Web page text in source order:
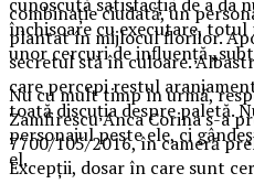
închisoare cu executare,
unor cercuri de influență
Nu cu mult timp în urmă,
Zamfirescu Anca Corina s-a
7700/105/2016, în cameră
Excepții, dosar în care sunt
combinație ciudată, un
plantat în mijlocul florilor.
secretul stă în culoare.
care percepi restul
toată discuția despre paletă.
personajul peste ele, ci
el.